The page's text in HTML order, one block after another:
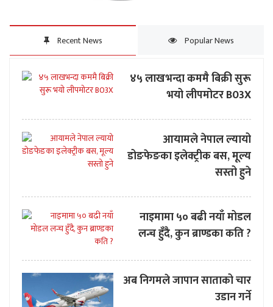
Recent News Popular News
४५ लाखभन्दा कममै बिक्री सुरू
भयो लीपमोटर B03X
आयामले नेपाल ल्यायो
डोङफेङका इलेक्ट्रीक बस, मूल्य
सस्तो हुने
नाइमामा ५० बढी नयाँ मोडल
लन्च हुँदै, कुन ब्राण्डका कति ?
अब निगमले जापान साताको चार
उडान गर्ने